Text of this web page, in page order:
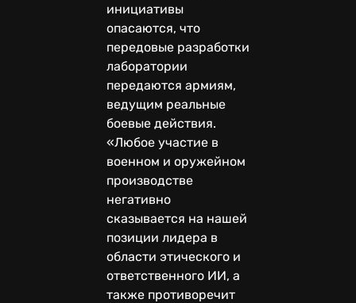
инициативы
опасаются, что
передовые разработки
лаборатории
передаются армиям,
ведущим реальные
боевые действия.
«Любое участие в
военном и оружейном
производстве
негативно
сказывается на нашей
позиции лидера в
области этического и
ответственного ИИ, а
также противоречит